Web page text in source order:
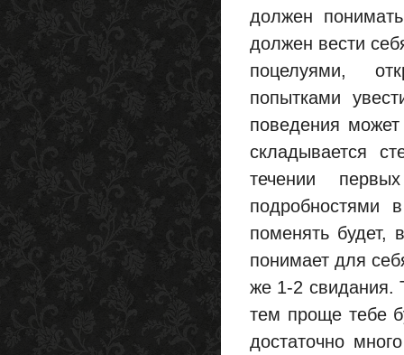
должен
должен вести
поцелуями,
попытками
поведения
складывается
течении
подробностями
поменять будет,
понимает для
же 1-2 свидания.
тем проще тебе
достаточно